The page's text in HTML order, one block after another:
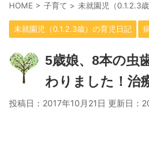
HOME > 子育て > 未就園児（0.1.2.3
未就園児（0.1.2.3歳）の育児日記
5歳娘、8本の虫
わりました！治
投稿日：2017年10月21日 更新日：